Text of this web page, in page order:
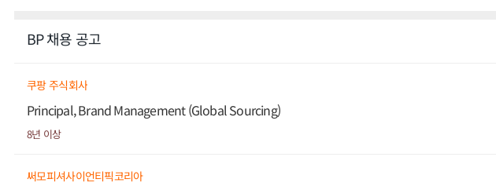
BP 채용 공고
쿠팡 주식회사
Principal, Brand Management (Global Sourcing)
8년 이상
써모피셔사이언티픽코리아